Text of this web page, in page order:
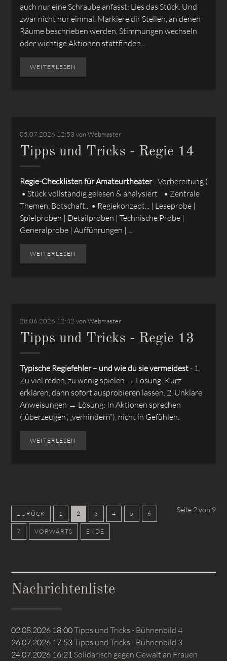
auch nur eine Schraube anfasst: Lies das Stück. Und
zwar nicht nur einmal. Markiere dir Stellen, an denen
Räume beschrieben werden, Stimmungen wechseln
oder wichtige Aktionen stattfinden...
WEITERLESEN
05.07.2026 12:53 von Webmaster
Tipps und Tricks - Regie 14
Regie-Checklisten für Amateurtheater- Vorbereitung (
• Stück vollständig gelesen & analysiert • Zentrale
Themen, Botschaft... • Regiekonzept... | Leseprobe |
Spielproben | Detailproben | Technische Probe |
Generalprobe | Aufführungen | ...
WEITERLESEN
28.06.2026 12:42 von Webmaster
Tipps und Tricks - Regie 13
Typische Regiefehler – und wie du sie vermeidest- 1.
Zu viel reden, zu wenig spielen → Lösung: Kurz
erklären, dann sofort ausprobieren lassen. 2. Unklare
Anweisungen → Lösung: In Aktionen sprechen
(„überzeugen“, „verhindern“), nicht in Gefühlen.
WEITERLESEN
Seite 2 von 9
ZURÜCK 1 2 3 4 5 6
7 VORWÄRTS ENDE
Nachrichtenliste
02.08.2026 18:00Tipps und Tricks - Bühnenbild 4
26.07.2026 17:53Tipps und Tricks - Bühnenbild 3
24.07.2026 16:21 Solidarisch gegen Gewalt an Frauen